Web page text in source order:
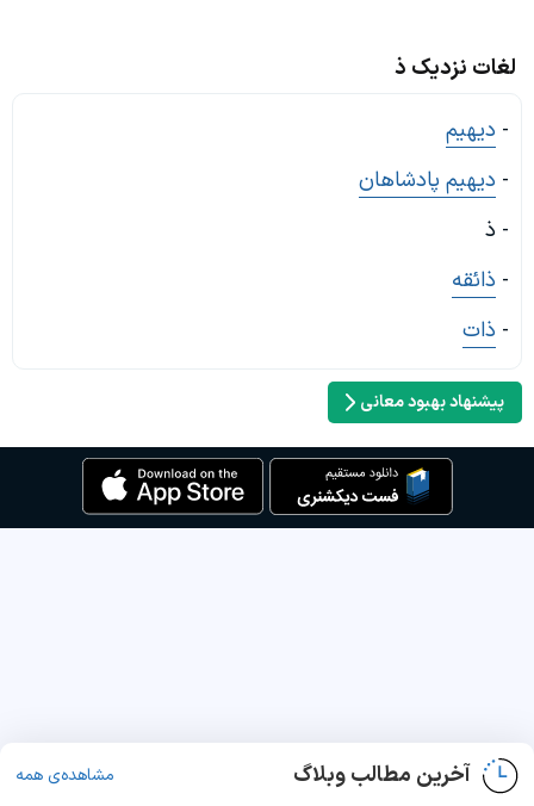
لغات نزدیک ذ
- دیهیم
- دیهیم پادشاهان
- ذ
- ذائقه
- ذات
پیشنهاد بهبود معانی
آخرین مطالب وبلاگ مشاهده‌ی همه